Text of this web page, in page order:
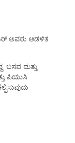
ಅವರು ಆಡಳಿತ
ಬಸವ ಮತ್ತು
ಪಿಯುಸಿ